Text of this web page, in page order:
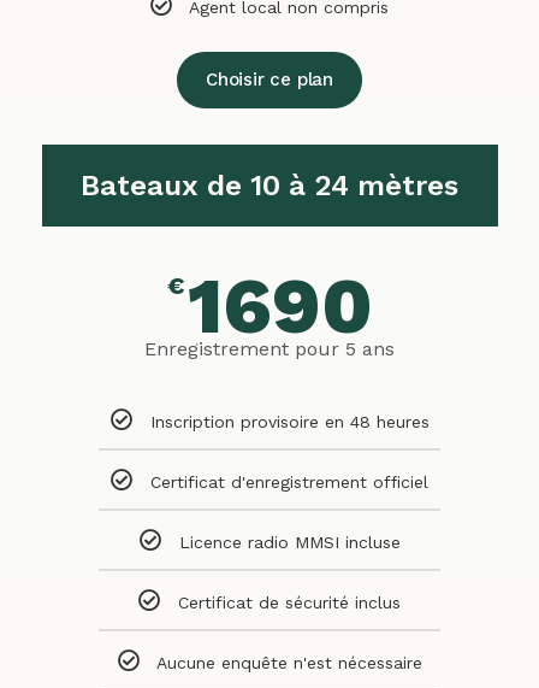
Agent local non compris
Choisir ce plan
Bateaux de 10 à 24 mètres
€1690
Enregistrement pour 5 ans
Inscription provisoire en 48 heures
Certificat d'enregistrement officiel
Licence radio MMSI incluse
Certificat de sécurité inclus
Aucune enquête n'est nécessaire